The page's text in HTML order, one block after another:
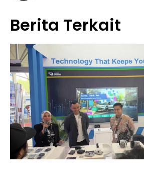
Berita Terkait